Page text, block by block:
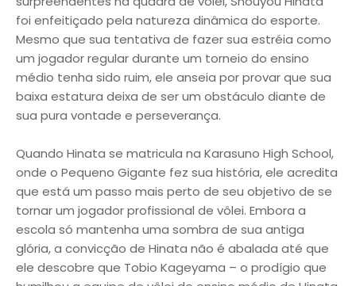
foi enfeitiçado pela natureza dinâmica do esporte.
Mesmo que sua tentativa de fazer sua estréia como
um jogador regular durante um torneio do ensino
médio tenha sido ruim, ele anseia por provar que sua
baixa estatura deixa de ser um obstáculo diante de
sua pura vontade e perseverança.
Quando Hinata se matricula na Karasuno High School,
onde o Pequeno Gigante fez sua história, ele acredita
que está um passo mais perto de seu objetivo de se
tornar um jogador profissional de vôlei. Embora a
escola só mantenha uma sombra de sua antiga
glória, a convicção de Hinata não é abalada até que
ele descobre que Tobio Kageyama – o prodígio que